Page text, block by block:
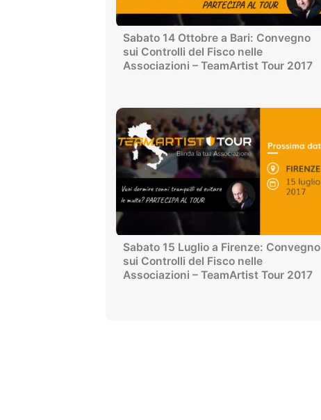
Sabato 14 Ottobre a Bari: Convegno
sui Controlli del Fisco nelle
Associazioni – TeamArtist Tour 2017
Sabato 15 Luglio a Firenze: Convegno
sui Controlli del Fisco nelle
Associazioni – TeamArtist Tour 2017